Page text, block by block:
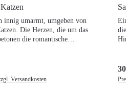
innig umarmt, umgeben von
Die Herzen, die um das
die romantische
möchten.
Versandkosten
die